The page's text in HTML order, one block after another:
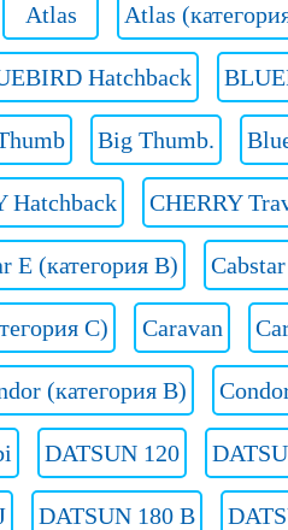
Atlas Atlas
Hatchback
Big Thumb.
Hatchback CHERRY
E (категория B)
С) Caravan
(категория B)
DATSUN 120
DATSUN 180 B